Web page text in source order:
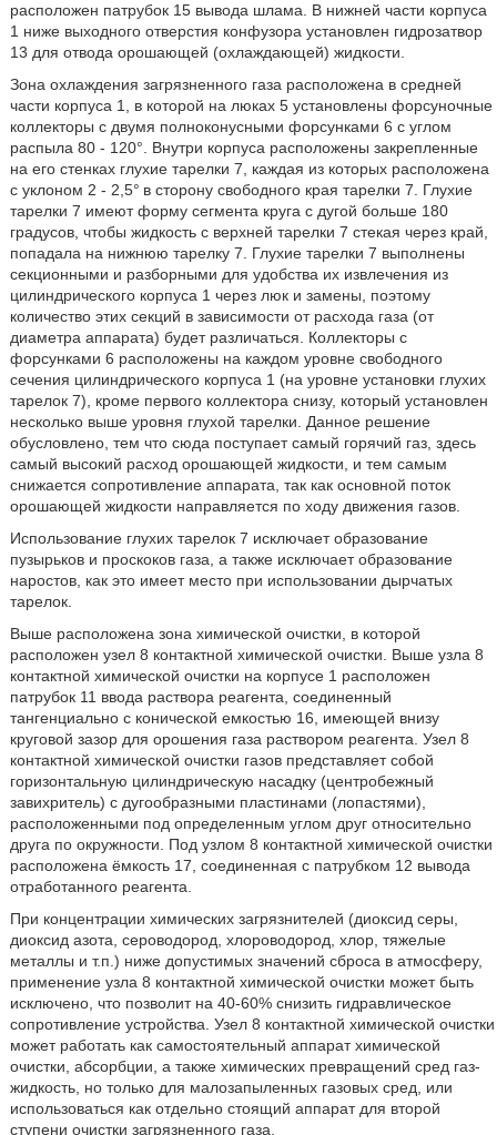
расположен патрубок 15 вывода шлама. В нижней части корпуса
1 ниже выходного отверстия конфузора установлен гидрозатвор
13 для отвода орошающей (охлаждающей) жидкости.
Зона охлаждения загрязненного газа расположена в средней
части корпуса 1, в которой на люках 5 установлены форсуночные
коллекторы с двумя полноконусными форсунками 6 с углом
распыла 80 - 120°. Внутри корпуса расположены закрепленные
на его стенках глухие тарелки 7, каждая из которых расположена
с уклоном 2 - 2,5° в сторону свободного края тарелки 7. Глухие
тарелки 7 имеют форму сегмента круга с дугой больше 180
градусов, чтобы жидкость с верхней тарелки 7 стекая через край,
попадала на нижнюю тарелку 7. Глухие тарелки 7 выполнены
секционными и разборными для удобства их извлечения из
цилиндрического корпуса 1 через люк и замены, поэтому
количество этих секций в зависимости от расхода газа (от
диаметра аппарата) будет различаться. Коллекторы с
форсунками 6 расположены на каждом уровне свободного
сечения цилиндрического корпуса 1 (на уровне установки глухих
тарелок 7), кроме первого коллектора снизу, который установлен
несколько выше уровня глухой тарелки. Данное решение
обусловлено, тем что сюда поступает самый горячий газ, здесь
самый высокий расход орошающей жидкости, и тем самым
снижается сопротивление аппарата, так как основной поток
орошающей жидкости направляется по ходу движения газов.
Использование глухих тарелок 7 исключает образование
пузырьков и проскоков газа, а также исключает образование
наростов, как это имеет место при использовании дырчатых
тарелок.
Выше расположена зона химической очистки, в которой
расположен узел 8 контактной химической очистки. Выше узла 8
контактной химической очистки на корпусе 1 расположен
патрубок 11 ввода раствора реагента, соединенный
тангенциально с конической емкостью 16, имеющей внизу
круговой зазор для орошения газа раствором реагента. Узел 8
контактной химической очистки газов представляет собой
горизонтальную цилиндрическую насадку (центробежный
завихритель) с дугообразными пластинами (лопастями),
расположенными под определенным углом друг относительно
друга по окружности. Под узлом 8 контактной химической очистки
расположена ёмкость 17, соединенная с патрубком 12 вывода
отработанного реагента.
При концентрации химических загрязнителей (диоксид серы,
диоксид азота, сероводород, хлороводород, хлор, тяжелые
металлы и т.п.) ниже допустимых значений сброса в атмосферу,
применение узла 8 контактной химической очистки может быть
исключено, что позволит на 40-60% снизить гидравлическое
сопротивление устройства. Узел 8 контактной химической очистки
может работать как самостоятельный аппарат химической
очистки, абсорбции, а также химических превращений сред газ-
жидкость, но только для малозапыленных газовых сред, или
использоваться как отдельно стоящий аппарат для второй
ступени очистки загрязненного газа.